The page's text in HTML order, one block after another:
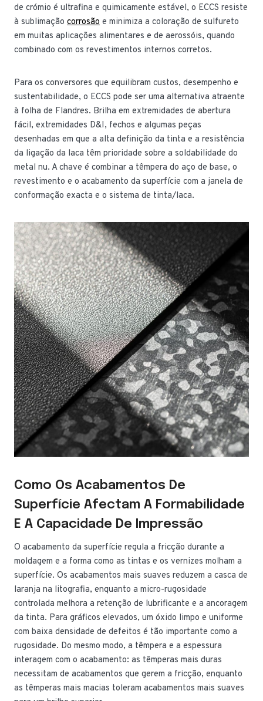
de crómio é ultrafina e quimicamente estável, o ECCS resiste
à sublimação corrosão e minimiza a coloração de sulfureto
em muitas aplicações alimentares e de aerossóis, quando
combinado com os revestimentos internos corretos.
Para os conversores que equilibram custos, desempenho e
sustentabilidade, o ECCS pode ser uma alternativa atraente
à folha de Flandres. Brilha em extremidades de abertura
fácil, extremidades D&I, fechos e algumas peças
desenhadas em que a alta definição da tinta e a resistência
da ligação da laca têm prioridade sobre a soldabilidade do
metal nu. A chave é combinar a têmpera do aço de base, o
revestimento e o acabamento da superfície com a janela de
conformação exacta e o sistema de tinta/laca.
Como Os Acabamentos De
Superfície Afectam A Formabilidade
E A Capacidade De Impressão
O acabamento da superfície regula a fricção durante a
moldagem e a forma como as tintas e os vernizes molham a
superfície. Os acabamentos mais suaves reduzem a casca de
laranja na litografia, enquanto a micro-rugosidade
controlada melhora a retenção de lubrificante e a ancoragem
da tinta. Para gráficos elevados, um óxido limpo e uniforme
com baixa densidade de defeitos é tão importante como a
rugosidade. Do mesmo modo, a têmpera e a espessura
interagem com o acabamento: as têmperas mais duras
necessitam de acabamentos que gerem a fricção, enquanto
as têmperas mais macias toleram acabamentos mais suaves